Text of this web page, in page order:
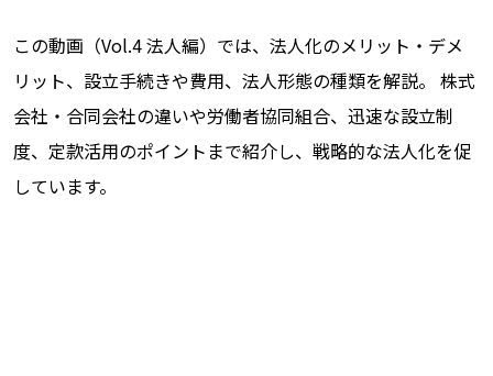
この動画（Vol.4 法人編）では、法人化のメリット・デメ
リット、設立手続きや費用、法人形態の種類を解説。 株式
会社・合同会社の違いや労働者協同組合、迅速な設立制
度、定款活用のポイントまで紹介し、戦略的な法人化を促
しています。